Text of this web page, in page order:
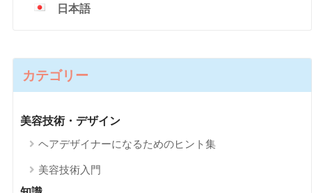
日本語
カテゴリー
美容技術・デザイン
ヘアデザイナーになるためのヒント集
美容技術入門